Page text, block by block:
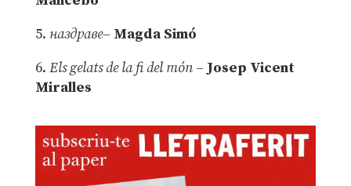
5. наздраве– Magda Simó
6. Els gelats de la fi del món – Josep Vicent
Miralles